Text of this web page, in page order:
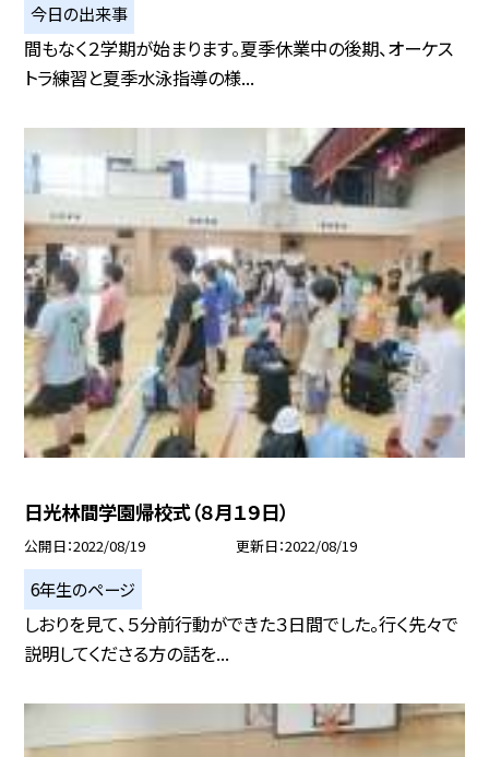
今日の出来事
間もなく２学期が始まります。夏季休業中の後期、オーケス
トラ練習と夏季水泳指導の様...
日光林間学園帰校式（８月１９日）
公開日 2022/08/19 更新日 2022/08/19
6年生のページ
しおりを見て、５分前行動ができた３日間でした。行く先々で
説明してくださる方の話を...